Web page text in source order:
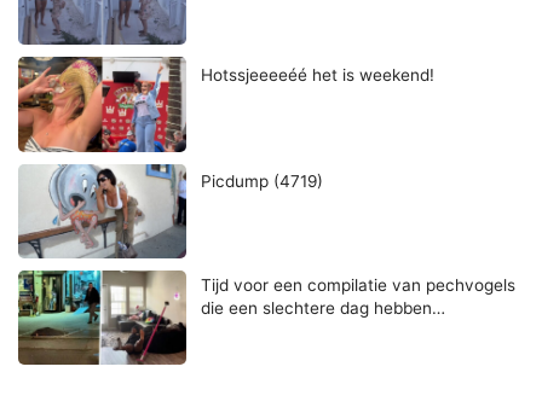
Hotssjeeeeéé het is weekend!
Picdump (4719)
Tijd voor een compilatie van pechvogels
die een slechtere dag hebben…